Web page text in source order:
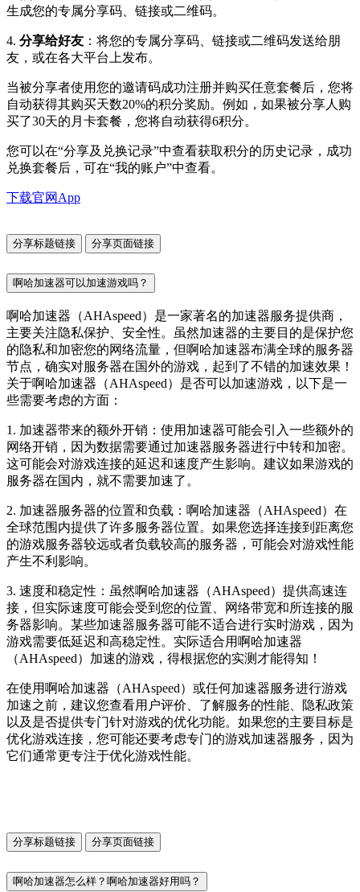
生成您的专属分享码、链接或二维码。
4. 分享给好友 ：将您的专属分享码、链接或二维码发送给朋
友，或在各大平台上发布。
当被分享者使用您的邀请码成功注册并购买任意套餐后，您将
自动获得其购买天数20%的积分奖励。例如，如果被分享人购
买了30天的月卡套餐，您将自动获得6积分。
您可以在“分享及兑换记录”中查看获取积分的历史记录，成功
兑换套餐后，可在“我的账户”中查看。
下载官网App
分享标题链接 分享页面链接
啊哈加速器可以加速游戏吗？
啊哈加速器（AHAspeed）是一家著名的加速器服务提供商，
主要关注隐私保护、安全性。虽然加速器的主要目的是保护您
的隐私和加密您的网络流量，但啊哈加速器布满全球的服务器
节点，确实对服务器在国外的游戏，起到了不错的加速效果！
关于啊哈加速器（AHAspeed）是否可以加速游戏，以下是一
些需要考虑的方面：
1. 加速器带来的额外开销：使用加速器可能会引入一些额外的
网络开销，因为数据需要通过加速器服务器进行中转和加密。
这可能会对游戏连接的延迟和速度产生影响。建议如果游戏的
服务器在国内，就不需要加速了。
2. 加速器服务器的位置和负载：啊哈加速器（AHAspeed）在
全球范围内提供了许多服务器位置。如果您选择连接到距离您
的游戏服务器较远或者负载较高的服务器，可能会对游戏性能
产生不利影响。
3. 速度和稳定性：虽然啊哈加速器（AHAspeed）提供高速连
接，但实际速度可能会受到您的位置、网络带宽和所连接的服
务器影响。某些加速器服务器可能不适合进行实时游戏，因为
游戏需要低延迟和高稳定性。实际适合用啊哈加速器
（AHAspeed）加速的游戏，得根据您的实测才能得知！
在使用啊哈加速器（AHAspeed）或任何加速器服务进行游戏
加速之前，建议您查看用户评价、了解服务的性能、隐私政策
以及是否提供专门针对游戏的优化功能。如果您的主要目标是
优化游戏连接，您可能还要考虑专门的游戏加速器服务，因为
它们通常更专注于优化游戏性能。
分享标题链接 分享页面链接
啊哈加速器怎么样？啊哈加速器好用吗？